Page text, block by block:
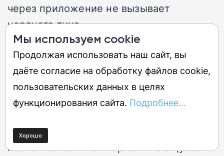
через приложение не вызывает
нервного тика.
Комфорт на весь день
Если вы когда-либо имели дело с
открытыми наушниками (Open-ear), то
завсегдатаи спортзалов. Во-первых, они
позволяют слышать приближающуюся
Мы используем cookie
Продолжая использовать наш сайт, вы
даёте согласие на обработку файлов cookie,
пользовательских данных в целях
функционирования сайта. Подробнее...